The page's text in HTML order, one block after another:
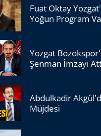
Fuat Oktay
Yoğun Program
Yozgat
Şenman İmzayı
Abdulkadir
Müjdesi